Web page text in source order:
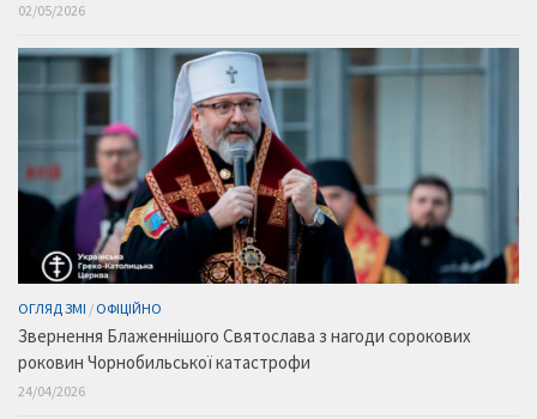
02/05/2026
ОГЛЯД ЗМІ / ОФІЦІЙНО
Звернення Блаженнішого Святослава з нагоди сорокових
роковин Чорнобильської катастрофи
24/04/2026